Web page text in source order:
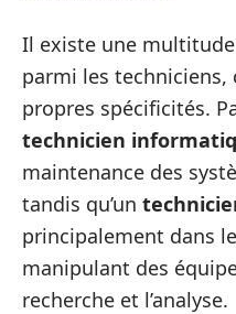
Il existe une
parmi les techniciens,
propres spécificités.
technicien
maintenance des
tandis qu’un
principalement dans
manipulant des
recherche et l’analyse.